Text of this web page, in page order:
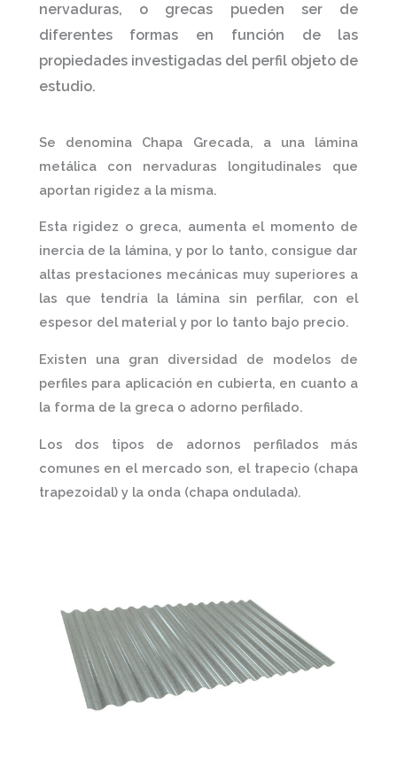
nervaduras, o grecas pueden ser de
diferentes formas en función de las
propiedades investigadas del perfil objeto de
estudio.
Se denomina Chapa Grecada, a una lámina
metálica con nervaduras longitudinales que
aportan rigidez a la misma.
Esta rigidez o greca, aumenta el momento de
inercia de la lámina, y por lo tanto, consigue dar
altas prestaciones mecánicas muy superiores a
las que tendría la lámina sin perfilar, con el
espesor del material y por lo tanto bajo precio.
Existen una gran diversidad de modelos de
perfiles para aplicación en cubierta, en cuanto a
la forma de la greca o adorno perfilado.
Los dos tipos de adornos perfilados más
comunes en el mercado son, el trapecio (chapa
trapezoidal) y la onda (chapa ondulada).